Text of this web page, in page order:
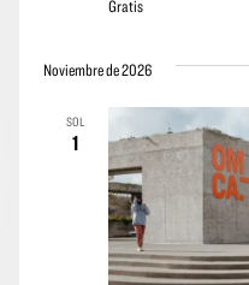
Gratis
Noviembre de 2026
SOL
1